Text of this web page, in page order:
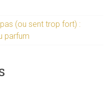
(ou sent trop fort) :
parfum